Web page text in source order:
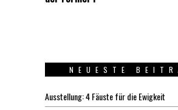
NEUESTE
Ausstellung: 4 Fäuste für die Ewigkeit